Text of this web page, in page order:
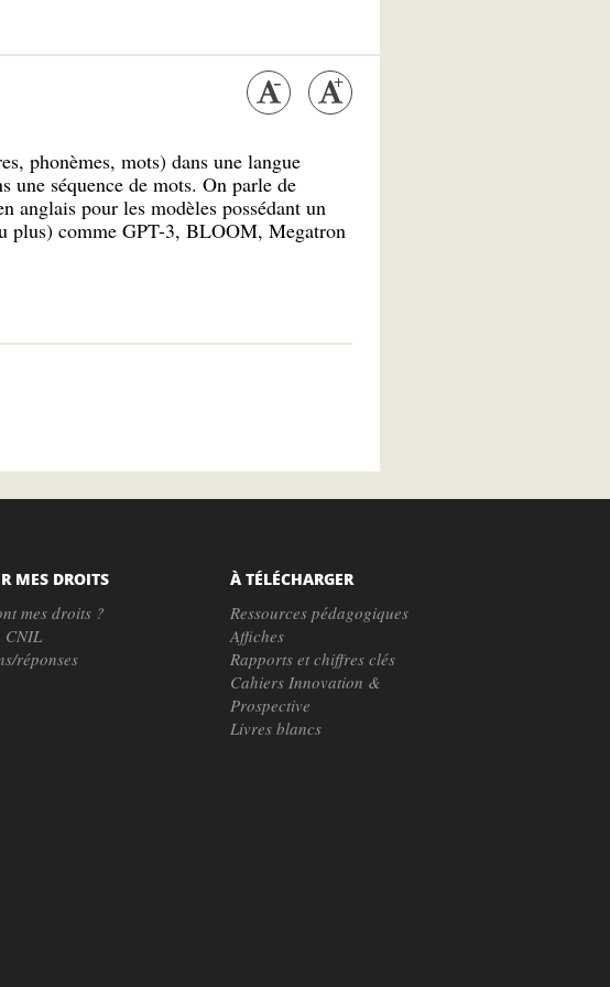
phonèmes, mots) dans une langue
une séquence de mots. On parle de
anglais pour les modèles possédant un
plus) comme GPT-3, BLOOM, Megatron
MES DROITS
mes droits ?
CNIL
réponses
À TÉLÉCHARGER
Ressources pédagogiques
Affiches
Rapports et chiffres clés
Cahiers Innovation &
Prospective
Livres blancs